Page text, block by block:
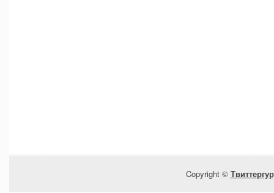
Copyright ©